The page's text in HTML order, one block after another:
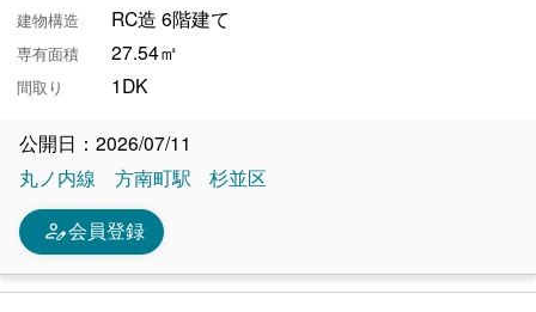
建物構造 RC造 6階建て
専有面積 27.54㎡
間取り 1DK
公開日：2026/07/11
丸ノ内線
方南町駅 杉並区
person_edit会員登録